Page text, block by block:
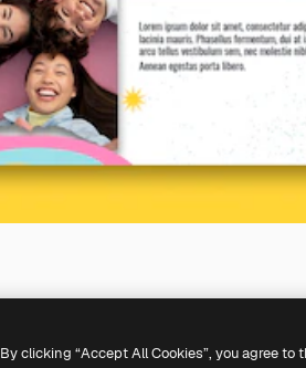
By clicking “Accept All Cookies”, you agree